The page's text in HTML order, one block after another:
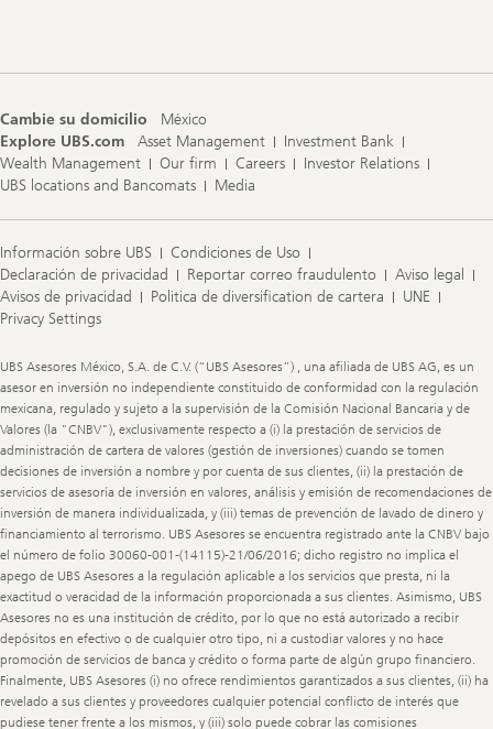
Cambie su domicilio
México
Explore UBS.com
Asset Management
Investment Bank
Wealth Management
Our firm Careers
Investor Relations
UBS locations and Bancomats
Media
Información sobre UBS
Condiciones de Uso
Declaración de privacidad
Reportar correo fraudulento
Aviso legal
Avisos de privacidad
Politica de diversification de cartera
UNE
Privacy Settings
Legal
Information
UBS Asesores México, S.A. de C.V. (“UBS Asesores”) , una afiliada de UBS AG, es un
asesor en inversión no independiente constituido de conformidad con la regulación
mexicana, regulado y sujeto a la supervisión de la Comisión Nacional Bancaria y de
Valores (la "CNBV"), exclusivamente respecto a (i) la prestación de servicios de
administración de cartera de valores (gestión de inversiones) cuando se tomen
decisiones de inversión a nombre y por cuenta de sus clientes, (ii) la prestación de
servicios de asesoría de inversión en valores, análisis y emisión de recomendaciones de
inversión de manera individualizada, y (iii) temas de prevención de lavado de dinero y
financiamiento al terrorismo. UBS Asesores se encuentra registrado ante la CNBV bajo
el número de folio 30060-001-(14115)-21/06/2016; dicho registro no implica el
apego de UBS Asesores a la regulación aplicable a los servicios que presta, ni la
exactitud o veracidad de la información proporcionada a sus clientes. Asimismo, UBS
Asesores no es una institución de crédito, por lo que no está autorizado a recibir
depósitos en efectivo o de cualquier otro tipo, ni a custodiar valores y no hace
promoción de servicios de banca y crédito o forma parte de algún grupo financiero.
Finalmente, UBS Asesores (i) no ofrece rendimientos garantizados a sus clientes, (ii) ha
revelado a sus clientes y proveedores cualquier potencial conflicto de interés que
pudiese tener frente a los mismos, y (iii) solo puede cobrar las comisiones